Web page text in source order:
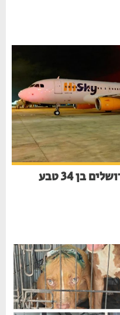
טרגדיה בקפריסין: תושב ירושלים בן 34 טבע